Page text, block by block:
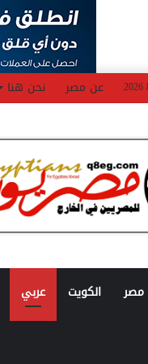
عن مصر نحن هنا
مصر الكويت عربي